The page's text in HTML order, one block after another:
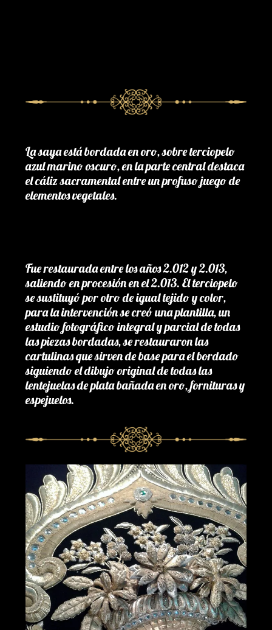
La saya está bordada en oro, sobre terciopelo
azul marino oscuro, en la parte central destaca
el cáliz sacramental entre un profuso juego de
elementos vegetales.
Fue restaurada entre los años 2.012 y 2.013,
saliendo en procesión en el 2.013. El terciopelo
se sustituyó por otro de igual tejido y color,
para la intervención se creó una plantilla, un
estudio fotográfico integral y parcial de todas
las piezas bordadas, se restauraron las
cartulinas que sirven de base para el bordado
siguiendo el dibujo original de todas las
lentejuelas de plata bañada en oro, fornituras y
espejuelos.